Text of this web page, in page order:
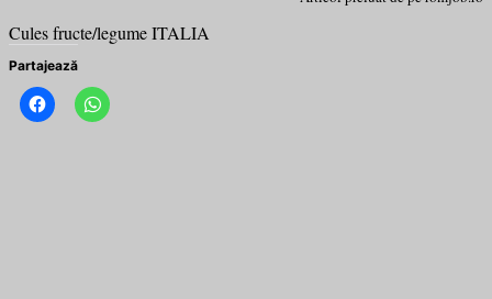
Cules fructe/legume ITALIA
Partajează